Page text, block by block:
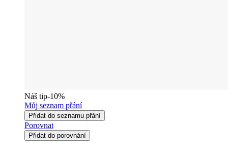
Náš tip-10%
Můj seznam přání
Přidat do seznamu přání
Porovnat
Přidat do porovnání